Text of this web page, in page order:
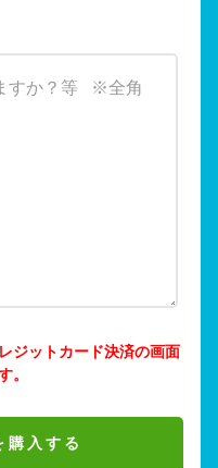
ジットカード決済の画面
。
購入する